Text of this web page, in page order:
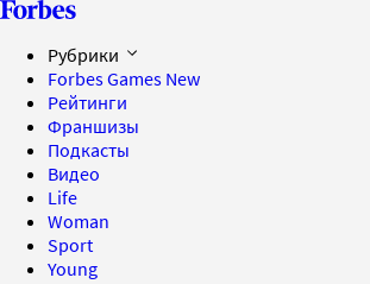
Рубрики
Forbes Games New
Рейтинги
Франшизы
Подкасты
Видео
Life
Woman
Sport
Young